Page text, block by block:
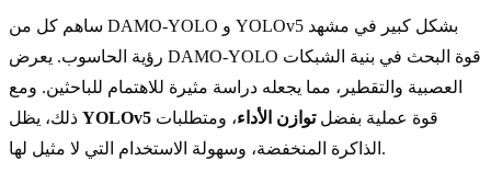
ساهم كل من DAMO-YOLO و YOLOv5 بشكل كبير في مشهد
رؤية الحاسوب. يعرض DAMO-YOLO قوة البحث في بنية الشبكات
العصبية والتقطير، مما يجعله دراسة مثيرة للاهتمام للباحثين. ومع
YOLOv5 قوة عملية بفضلتوازن الأداء، ومتطلبات
الذاكرة المنخفضة، وسهولة الاستخدام التي لا مثيل لها.